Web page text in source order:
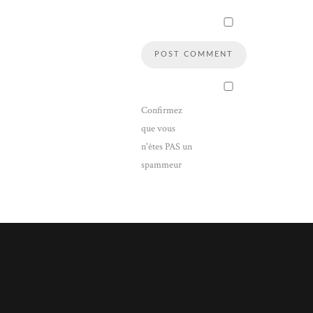
Confirmez
que vous
n'êtes PAS un
spammeur